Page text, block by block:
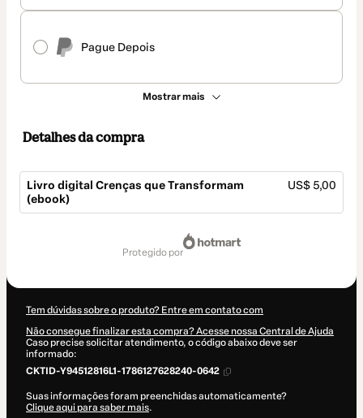
Pague Depois
Mostrar mais
Detalhes da compra
Livro digital Crenças que Transformam
(ebook)
US$ 5,00
protegido por
Tem dúvidas sobre o produto? Entre em contato com
Não consegue finalizar esta compra? Acesse nossa Central de Ajuda
Caso precise solicitar atendimento, o código abaixo deve ser
informado:
CKTID-Y94512816L1-1786127628240-0642
Suas informações foram preenchidas automaticamente?
Clique aqui para saber mais.